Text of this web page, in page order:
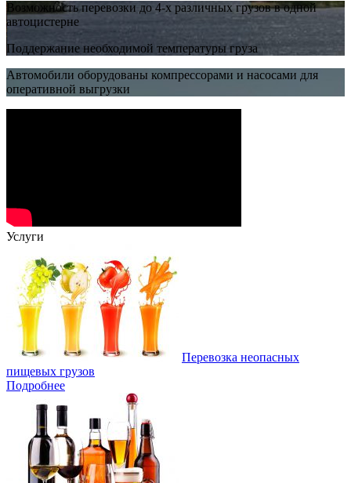
Возможность перевозки до 4-х различных грузов в одной
автоцистерне
Поддержание необходимой температуры груза
Автомобили оборудованы компрессорами и насосами для
оперативной выгрузки
Услуги
Перевозка неопасных
пищевых грузов
Подробнее